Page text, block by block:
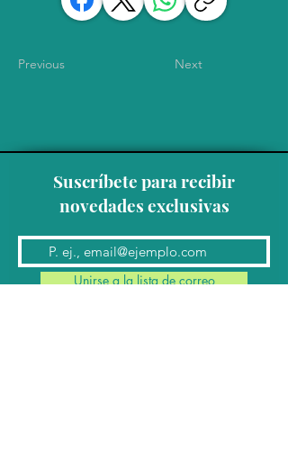
Previous Next
Suscríbete para recibir
novedades exclusivas
Unirse a la lista de correo